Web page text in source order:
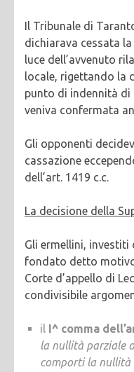
Il Tribunale di
dichiarava cessata
luce dell’avvenuto
locale, rigettando la
punto di indennità di
veniva confermata
Gli opponenti
cassazione
dell’art. 1419 c.c.
La decisione della
Gli ermellini,
fondato detto
Corte d’appello di
condivisibile
il I^ comma
la nullità parziale
comporti la